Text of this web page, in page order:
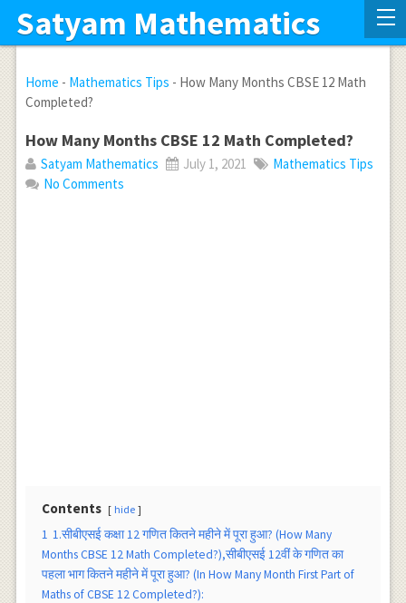
Satyam Mathematics
Home - Mathematics Tips - How Many Months CBSE 12 Math
Completed?
How Many Months CBSE 12 Math Completed?
Satyam Mathematics July 1, 2021
Mathematics Tips
No Comments
Contents hide
1 1.सीबीएसई कक्षा 12 गणित कितने महीने में पूरा हुआ? (How Many
Months CBSE 12 Math Completed?),सीबीएसई 12वीं के गणित का
पहला भाग कितने महीने में पूरा हुआ? (In How Many Month First Part of
Maths of CBSE 12 Completed?):